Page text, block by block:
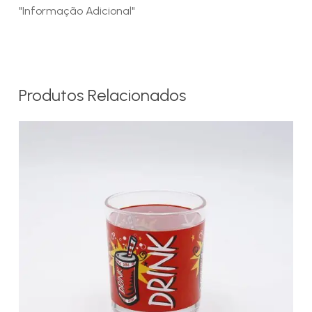
"Informação Adicional"
Produtos Relacionados